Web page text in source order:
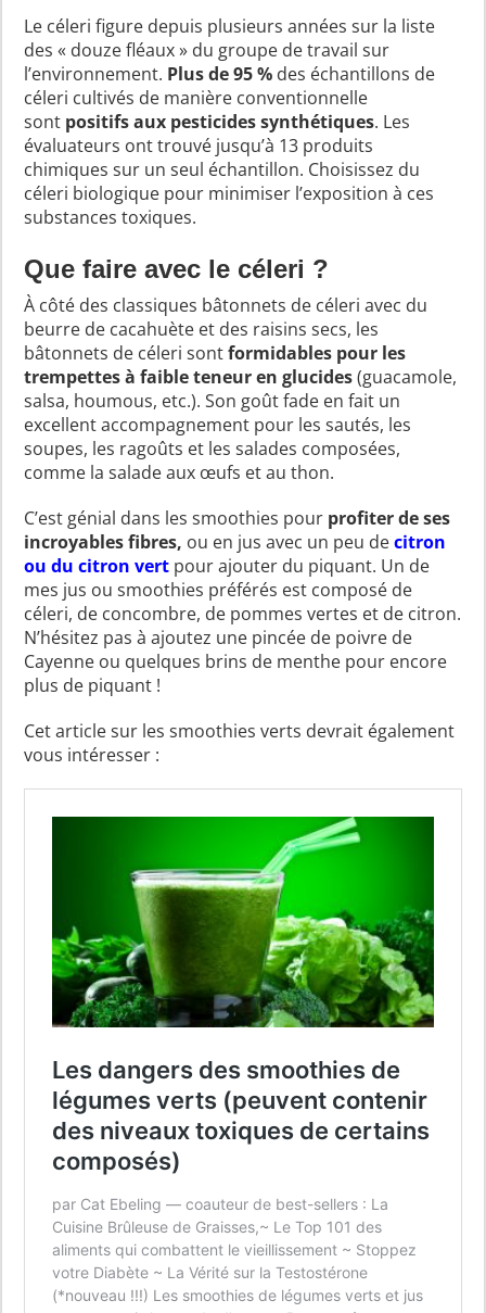
Le céleri figure depuis plusieurs années sur la liste
des « douze fléaux » du groupe de travail sur
l’environnement. Plus de 95 % des échantillons de
céleri cultivés de manière conventionnelle
sont positifs aux pesticides synthétiques. Les
évaluateurs ont trouvé jusqu’à 13 produits
chimiques sur un seul échantillon. Choisissez du
céleri biologique pour minimiser l’exposition à ces
substances toxiques.
Que faire avec le céleri ?
À côté des classiques bâtonnets de céleri avec du
beurre de cacahuète et des raisins secs, les
bâtonnets de céleri sontformidables pour les
trempettes à faible teneur en glucides(guacamole,
salsa, houmous, etc.). Son goût fade en fait un
excellent accompagnement pour les sautés, les
soupes, les ragoûts et les salades composées,
comme la salade aux œufs et au thon.
C’est génial dans les smoothies pour profiter de ses
incroyables fibres, ou en jus avec un peu decitron
ou du citron vert pour ajouter du piquant. Un de
mes jus ou smoothies préférés est composé de
céleri, de concombre, de pommes vertes et de citron.
N’hésitez pas à ajoutez une pincée de poivre de
Cayenne ou quelques brins de menthe pour encore
plus de piquant !
Cet article sur les smoothies verts devrait également
vous intéresser :